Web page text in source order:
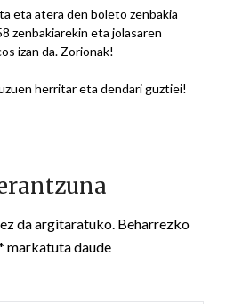
eta atera den boleto zenbakia
zenbakiarekin eta jolasaren
izan da. Zorionak!
herritar eta dendari guztiei!
da argitaratuko. Beharrezko
markatuta daude